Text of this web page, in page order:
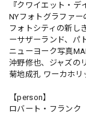
『クワイエット・デ
NYフォトグラファー
フォトシティの新し
ーサザーランド、パ
ニューヨーク写真
沖野修也、ジャズの
菊地成孔 ワーカホリ
【person】
ロバート・フラン